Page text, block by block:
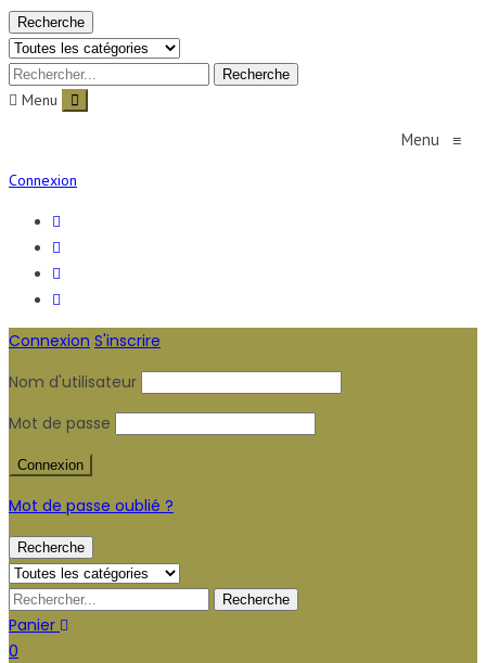
Recherche
Menu
Menu ≡
Connexion
Connexion S'inscrire
Nom d'utilisateur
Mot de passe
Mot de passe oublié ?
Recherche
Panier
0